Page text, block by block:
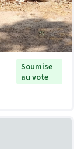
Soumise
au vote